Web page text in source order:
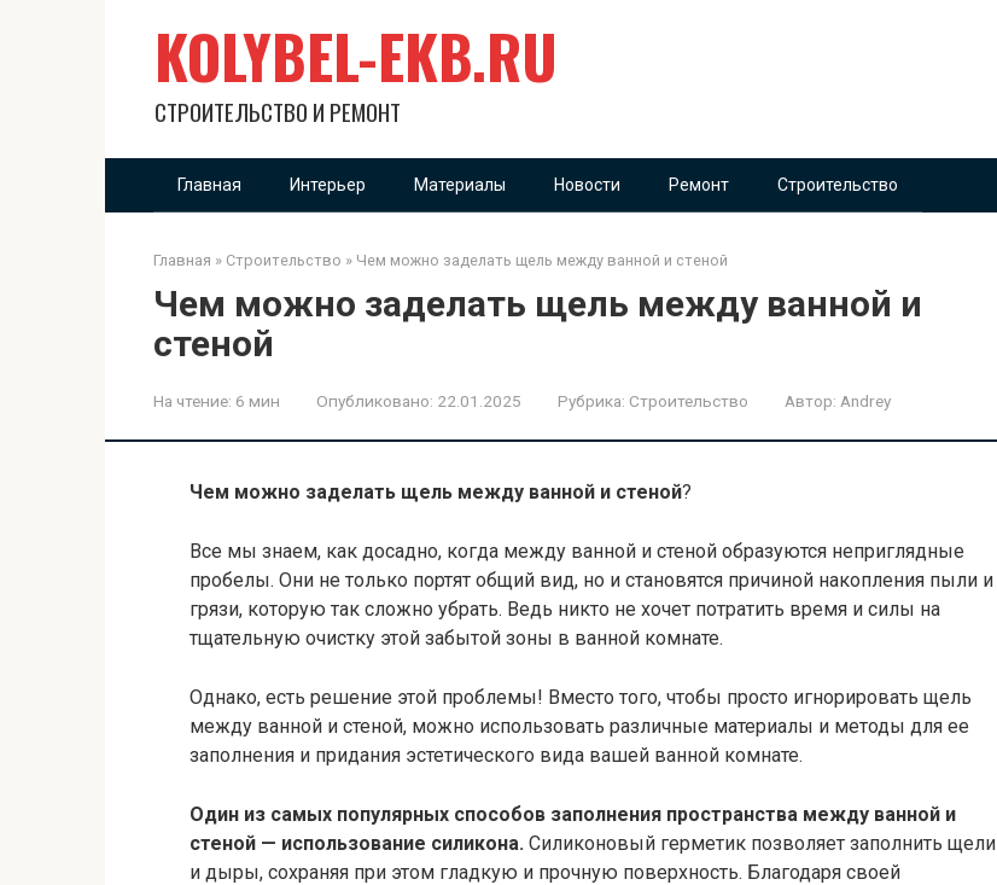
KOLYBEL-EKB.RU
СТРОИТЕЛЬСТВО И РЕМОНТ
Главная Интерьер Материалы Новости Ремонт Строительство
Главная » Строительство » Чем можно заделать щель между ванной и стеной
Чем можно заделать щель между ванной и
стеной
На чтение: 6 мин Опубликовано: 22.01.2025 Рубрика: Строительство Автор: Andrey
Чем можно заделать щель между ванной и стеной?
Все мы знаем, как досадно, когда между ванной и стеной образуются неприглядные
пробелы. Они не только портят общий вид, но и становятся причиной накопления пыли и
грязи, которую так сложно убрать. Ведь никто не хочет потратить время и силы на
тщательную очистку этой забытой зоны в ванной комнате.
Однако, есть решение этой проблемы! Вместо того, чтобы просто игнорировать щель
между ванной и стеной, можно использовать различные материалы и методы для ее
заполнения и придания эстетического вида вашей ванной комнате.
Один из самых популярных способов заполнения пространства между ванной и
стеной — использование силикона. Силиконовый герметик позволяет заполнить щели
и дыры, сохраняя при этом гладкую и прочную поверхность. Благодаря своей